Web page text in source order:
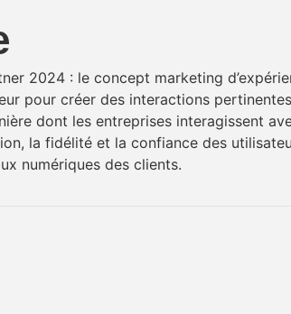
2024 : le concept marketing
pour créer des interactions
dont les entreprises interagissent
la fidélité et la confiance des
numériques des clients.